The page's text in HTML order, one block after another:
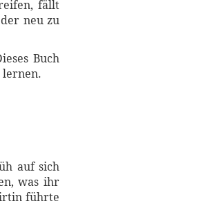
fällt
neu zu
Buch
lernen.
auf sich
was ihr
führte